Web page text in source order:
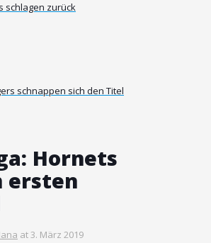
schlagen zurück
schnappen sich den Titel
Hornets
ersten
at3. März 2019